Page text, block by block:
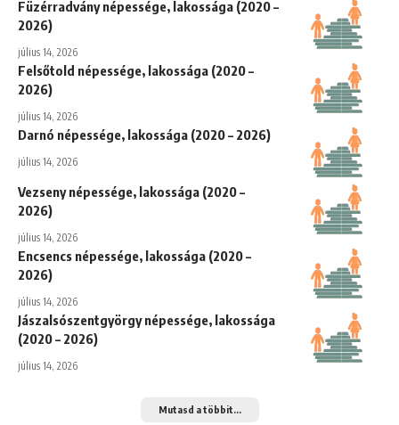
Füzérradvány népessége, lakossága (2020 –
2026)
július 14, 2026
Felsőtold népessége, lakossága (2020 –
2026)
július 14, 2026
Darnó népessége, lakossága (2020 – 2026)
július 14, 2026
Vezseny népessége, lakossága (2020 –
2026)
július 14, 2026
Encsencs népessége, lakossága (2020 –
2026)
július 14, 2026
Jászalsószentgyörgy népessége, lakossága
(2020 – 2026)
július 14, 2026
Mutasd a többit...